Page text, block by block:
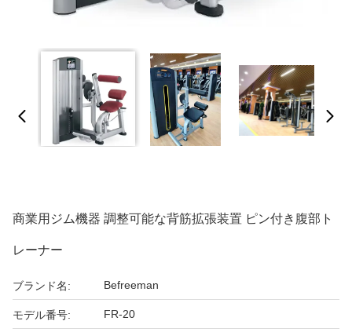
商業用ジム機器 調整可能な背筋拡張装置 ピン付き腹部ト
レーナー
ブランド名: Befreeman
モデル番号: FR-20